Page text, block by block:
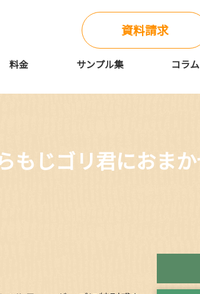
資料請求
料金 サンプル集 コラム
もじゴリ君におま